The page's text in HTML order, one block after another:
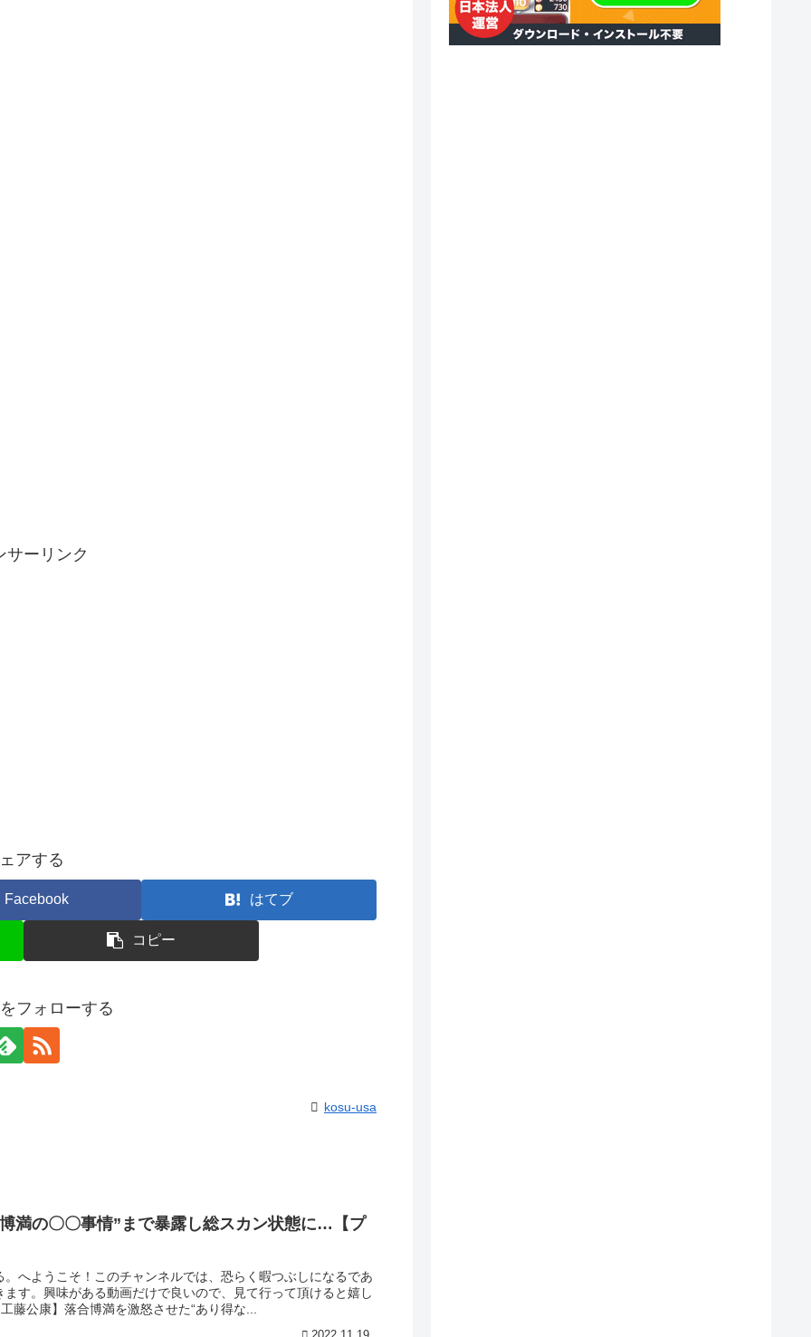
サーリンク
アする
Facebook はてブ
コピー
フォローする
kosu-usa
博満の〇〇事情”まで暴露し総スカン状態に…【プ
へようこそ！このチャンネルでは、恐らく暇つぶしになるであ
す。興味がある動画だけで良いので、見て行って頂けると嬉し
藤公康】落合博満を激怒させた“あり得な...